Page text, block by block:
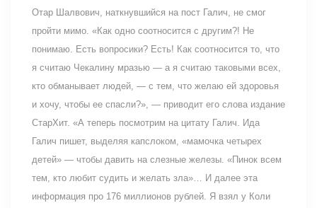
Отар Шалвович, наткнувшийся на пост Галич, не смог
пройти мимо. «Как одно соотносится с другим?! Не
понимаю. Есть вопросики? Есть! Как соотносится то, что
я считаю Чекалину мразью — а я считаю таковыми всех,
кто обманывает людей, — с тем, что желаю ей здоровья
и хочу, чтобы ее спасли?», — приводит его слова издание
СтарХит. «А теперь посмотрим на цитату Галич. Ида
Галич пишет, выделяя капслоком, «мамочка четырех
детей» — чтобы давить на слезные железы. «Пинок всем
тем, кто любит судить и желать зла»… И далее эта
информация про 176 миллионов рублей. Я взял у Коли